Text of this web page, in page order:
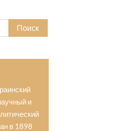
Найти:
и
в 1898